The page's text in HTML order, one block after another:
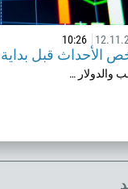
10:26
الأحداث قبل بداية
والدولار …